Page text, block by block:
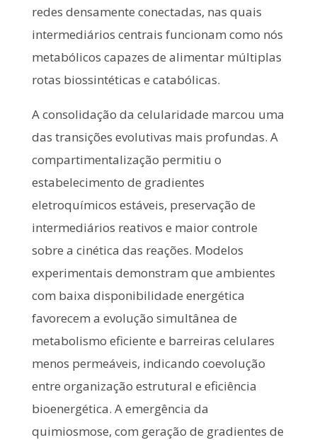
redes densamente conectadas, nas quais
intermediários centrais funcionam como nós
metabólicos capazes de alimentar múltiplas
rotas biossintéticas e catabólicas.
A consolidação da celularidade marcou uma
das transições evolutivas mais profundas. A
compartimentalização permitiu o
estabelecimento de gradientes
eletroquímicos estáveis, preservação de
intermediários reativos e maior controle
sobre a cinética das reações. Modelos
experimentais demonstram que ambientes
com baixa disponibilidade energética
favorecem a evolução simultânea de
metabolismo eficiente e barreiras celulares
menos permeáveis, indicando coevolução
entre organização estrutural e eficiência
bioenergética. A emergência da
quimiosmose, com geração de gradientes de